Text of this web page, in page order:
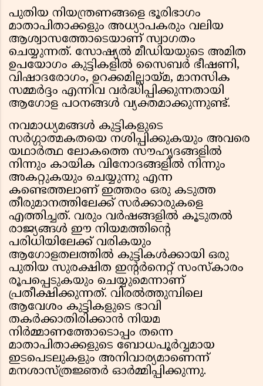
പുതിയ നിയന്ത്രണങ്ങളെ ഭൂരിഭാഗം
മാതാപിതാക്കളും അധ്യാപകരും വലിയ
ആശ്വാസത്തോടെയാണ് സ്വാഗതം
ചെയ്യുന്നത്. സോഷ്യൽ മീഡിയയുടെ അമിത
ഉപയോഗം കുട്ടികളിൽ സൈബർ ഭീഷണി,
വിഷാദരോഗം, ഉറക്കമില്ലായ്മ, മാനസിക
സമ്മർദ്ദം എന്നിവ വർദ്ധിപ്പിക്കുന്നതായി
ആഗോള പഠനങ്ങൾ വ്യക്തമാക്കുന്നുണ്ട്.
നവമാധ്യമങ്ങൾ കുട്ടികളുടെ
സർഗ്ഗാത്മകതയെ നശിപ്പിക്കുകയും അവരെ
യഥാർത്ഥ ലോകത്തെ സൗഹൃദങ്ങളിൽ
നിന്നും കായിക വിനോദങ്ങളിൽ നിന്നും
അകറ്റുകയും ചെയ്യുന്നു എന്ന
കണ്ടെത്തലാണ് ഇത്തരം ഒരു കടുത്ത
തീരുമാനത്തിലേക്ക് സർക്കാരുകളെ
എത്തിച്ചത്. വരും വർഷങ്ങളിൽ കൂടുതൽ
രാജ്യങ്ങൾ ഈ നിയമത്തിന്റെ
പരിധിയിലേക്ക് വരികയും
ആഗോളതലത്തിൽ കുട്ടികൾക്കായി ഒരു
പുതിയ സുരക്ഷിത ഇന്റർനെറ്റ് സംസ്കാരം
രൂപപ്പെടുകയും ചെയ്യുമെന്നാണ്
പ്രതീക്ഷിക്കുന്നത്. വിരൽത്തുമ്പിലെ
ആവേശം കുട്ടികളുടെ ഭാവി
തകർക്കാതിരിക്കാൻ നിയമ
നിർമ്മാണത്തോടൊപ്പം തന്നെ
മാതാപിതാക്കളുടെ ബോധപൂർവ്വമായ
ഇടപെടലുകളും അനിവാര്യമാണെന്ന്
മനശാസ്ത്രജ്ഞർ ഓർമ്മിപ്പിക്കുന്നു.